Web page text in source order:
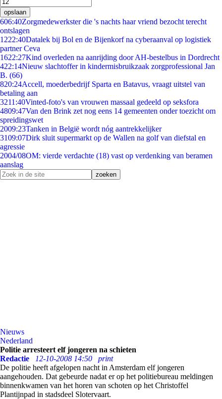
opslaan
606:40Zorgmedewerkster die 's nachts haar vriend bezocht terecht
ontslagen
1222:40Datalek bij Bol en de Bijenkorf na cyberaanval op logistiek
partner Ceva
1622:27Kind overleden na aanrijding door AH-bestelbus in Dordrecht
422:14Nieuw slachtoffer in kindermisbruikzaak zorgprofessional Jan
B. (66)
820:24Accell, moederbedrijf Sparta en Batavus, vraagt uitstel van
betaling aan
3211:40Vinted-foto's van vrouwen massaal gedeeld op seksfora
4809:47Van den Brink zet nog eens 14 gemeenten onder toezicht om
spreidingswet
2009:23Tanken in België wordt nóg aantrekkelijker
3109:07Dirk sluit supermarkt op de Wallen na golf van diefstal en
agressie
2004/08OM: vierde verdachte (18) vast op verdenking van beramen
aanslag
Nieuws
Nederland
Politie arresteert elf jongeren na schieten
Redactie
12-10-2008 14:50
print
De politie heeft afgelopen nacht in Amsterdam elf jongeren
aangehouden. Dat gebeurde nadat er op het politiebureau meldingen
binnenkwamen van het horen van schoten op het Christoffel
Plantijnpad in stadsdeel Slotervaart.